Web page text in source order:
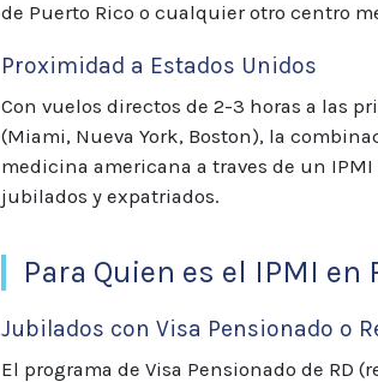
de Puerto Rico o cualquier otro centro
Proximidad a Estados Unidos
Con vuelos directos de 2-3 horas a las
(Miami, Nueva York, Boston), la
medicina americana a traves de un
jubilados y expatriados.
Para Quien es el IPMI
Jubilados con Visa Pensionado o
El programa de Visa Pensionado de RD